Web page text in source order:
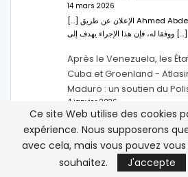
14 mars 2026
[…] الإعلان عن طريق Ahmed Abdel-Latifسفير مصر بالرباط.
ووفقا له، فإن هذا الإجراء يهدف إلى […]
Après le Venezuela, les
Cuba et Groenland -
Maduro : un soutien du
4 janvier 2026
[…] Chute de Maduro : un
moins […]
Hachim BennanisurLes
Maghreb : que veut faire
Ce site Web utilise des cookies
expérience. Nous supposerons
avec cela, mais vous pouvez
souhaitez.
J'accepte